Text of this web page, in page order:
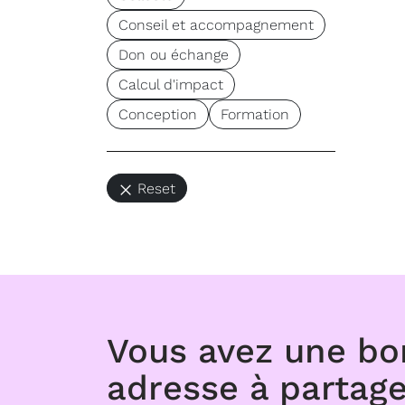
Conseil et accompagnement
Don ou échange
Calcul d'impact
Conception
Formation
Reset
Vous avez une
adresse à